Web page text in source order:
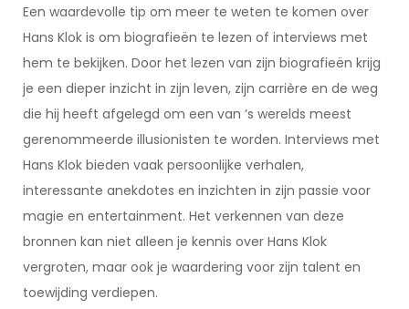
Een waardevolle tip om meer te weten te komen over
Hans Klok is om biografieën te lezen of interviews met
hem te bekijken. Door het lezen van zijn biografieën krijg
je een dieper inzicht in zijn leven, zijn carrière en de weg
die hij heeft afgelegd om een van ’s werelds meest
gerenommeerde illusionisten te worden. Interviews met
Hans Klok bieden vaak persoonlijke verhalen,
interessante anekdotes en inzichten in zijn passie voor
magie en entertainment. Het verkennen van deze
bronnen kan niet alleen je kennis over Hans Klok
vergroten, maar ook je waardering voor zijn talent en
toewijding verdiepen.